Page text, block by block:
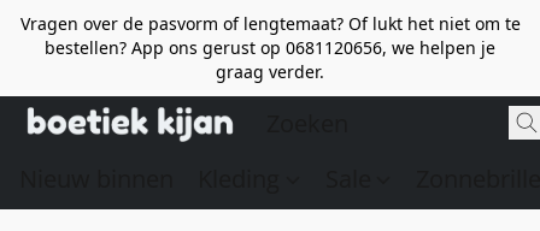
Vragen over de pasvorm of lengtemaat? Of lukt het niet om te
bestellen? App ons gerust op 0681120656, we helpen je
graag verder.